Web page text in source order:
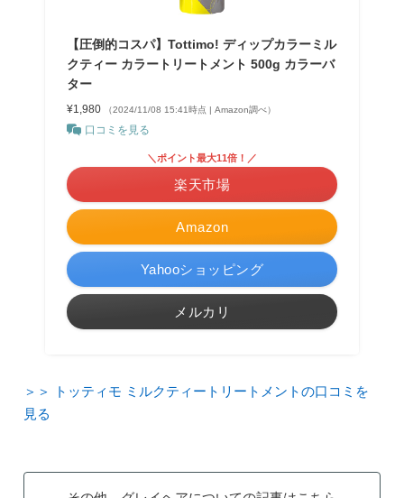
【圧倒的コスパ】Tottimo! ディップカラーミル
クティー カラートリートメント 500g カラーバ
ター
¥1,980 （2024/11/08 15:41時点 | Amazon調べ）
口コミを見る
Amazon
＼ポイント最大11倍！／
楽天市場
Yahooショッピング
メルカリ
＞＞ トッティモ ミルクティートリートメントの口コミを
見る